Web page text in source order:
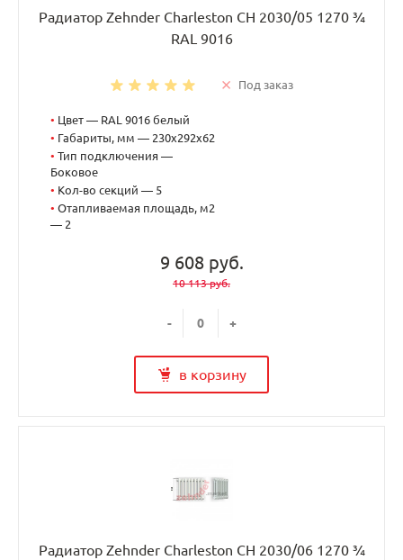
Радиатор Zehnder Charleston CH 2030/05 1270 ¾
RAL 9016
Под заказ
• Цвет — RAL 9016 белый
• Габариты, мм — 230x292x62
• Тип подключения —
Боковое
• Кол-во секций — 5
• Отапливаемая площадь, м2
— 2
9 608 руб.
10 113 руб.
- +
в корзину
Радиатор Zehnder Charleston CH 2030/06 1270 ¾